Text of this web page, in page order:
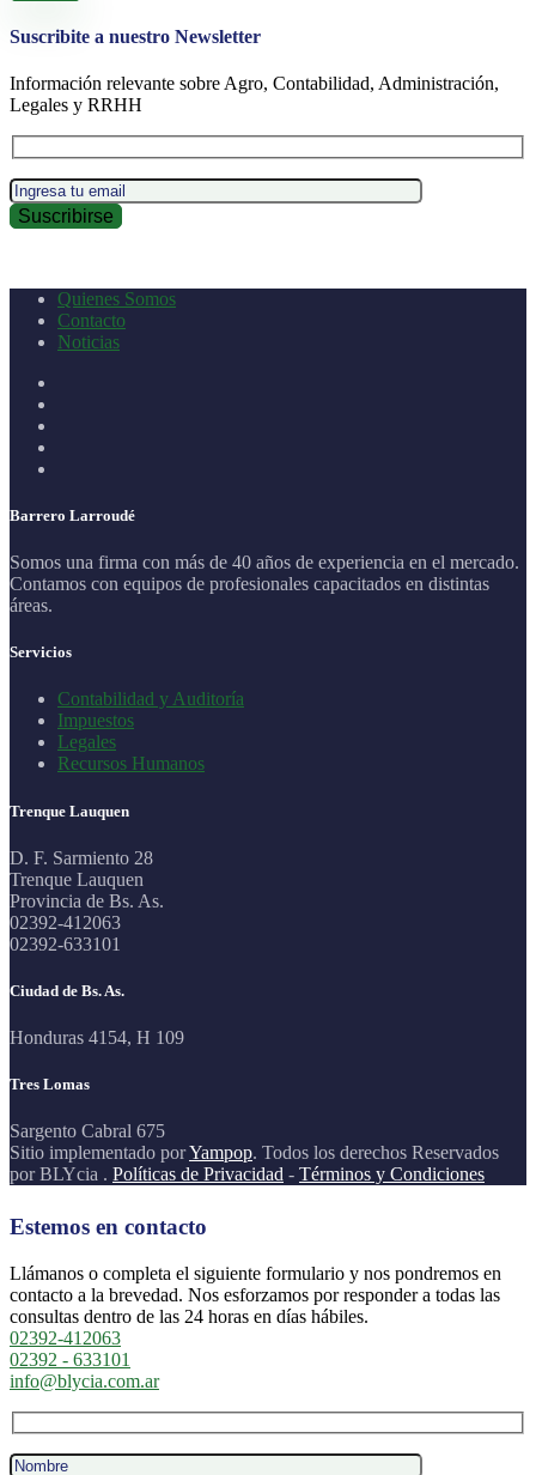
Suscribite a nuestro Newsletter
Información relevante sobre Agro, Contabilidad, Administración,
Legales y RRHH
Quienes Somos
Contacto
Noticias
Barrero Larroudé
Somos una firma con más de 40 años de experiencia en el mercado.
Contamos con equipos de profesionales capacitados en distintas
áreas.
Servicios
Contabilidad y Auditoría
Impuestos
Legales
Recursos Humanos
Trenque Lauquen
D. F. Sarmiento 28
Trenque Lauquen
Provincia de Bs. As.
02392-412063
02392-633101
Ciudad de Bs. As.
Honduras 4154, H 109
Tres Lomas
Sargento Cabral 675
Sitio implementado porYampop. Todos los derechos Reservados
por BLYcia . Políticas de Privacidad - Términos y Condiciones
Estemos en contacto
Llámanos o completa el siguiente formulario y nos pondremos en
contacto a la brevedad. Nos esforzamos por responder a todas las
consultas dentro de las 24 horas en días hábiles.
02392-412063
02392 - 633101
info@blycia.com.ar